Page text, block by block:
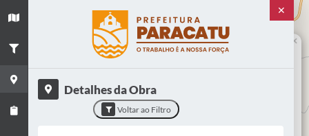
Título
Categoria
Saúde - Em andamento
×
✕
Detalhes da Obra
Voltar ao Filtro